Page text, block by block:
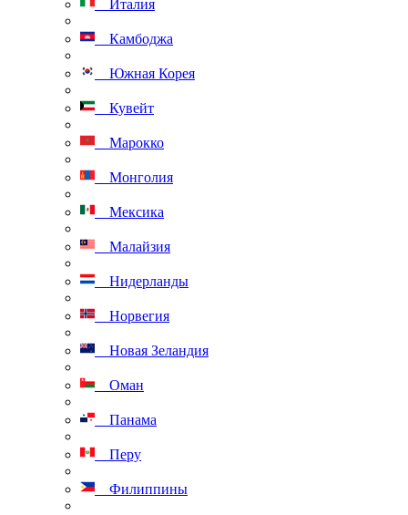
Италия
Камбоджа
Южная Корея
Кувейт
Марокко
Монголия
Мексика
Малайзия
Нидерланды
Норвегия
Новая Зеландия
Оман
Панама
Перу
Филиппины